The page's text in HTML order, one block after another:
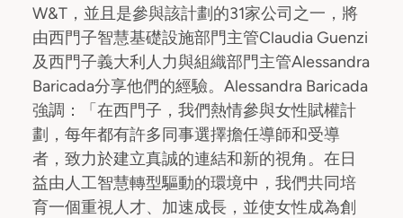
W&T，並且是參與該計劃的31家公司之一，將
由西門子智慧基礎設施部門主管Claudia Guenzi
及西門子義大利人力與組織部門主管Alessandra
Baricada分享他們的經驗。Alessandra Baricada
強調：「在西門子，我們熱情參與女性賦權計
劃，每年都有許多同事選擇擔任導師和受導
者，致力於建立真誠的連結和新的視角。在日
益由人工智慧轉型驅動的環境中，我們共同培
育一個重視人才、加速成長，並使女性成為創